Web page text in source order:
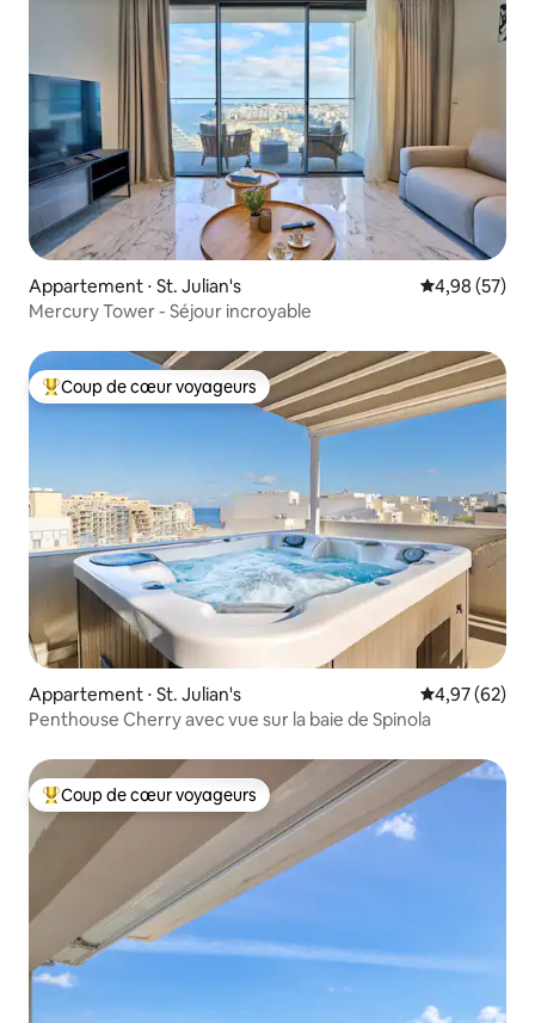
Appartement ⋅ St. Julian's Évaluation
4,98 (57)
Mercury Tower - Séjour incroyable
Coups de cœur voyageurs les plus appréciés
Coup de cœur voyageurs
Appartement ⋅ St. Julian's Évaluation
4,97 (62)
Penthouse Cherry avec vue sur la baie de Spinola
Coups de cœur voyageurs les plus appréciés
Coup de cœur voyageurs